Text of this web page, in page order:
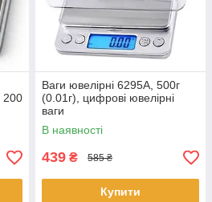
200
Ваги ювелірні 6295A, 500г
(0.01г), цифрові ювелірні
ваги
В наявності
439 ₴ 585 ₴
Купити